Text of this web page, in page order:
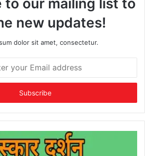
to our mailing list to
new updates!
dolor sit amet, consectetur.